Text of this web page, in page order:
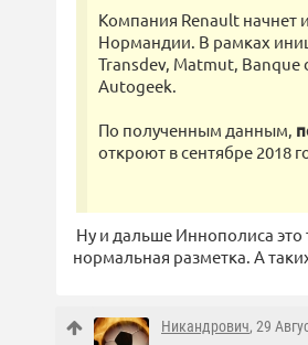
Компания Renault начнет
Нормандии. В рамках
Transdev, Matmut, Banque
Autogeek.
По полученным данным,
откроют в сентябре 2018
Ну и дальше Иннополиса
нормальная разметка. А
Никандрович, 29